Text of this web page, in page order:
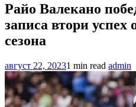
Райо Валекано
записа втори успех
сезона
август 22, 20231 min read admin